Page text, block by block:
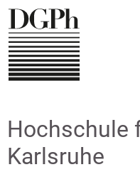
Direkt
zum
Inhalt
Hochschule
Karlsruhe